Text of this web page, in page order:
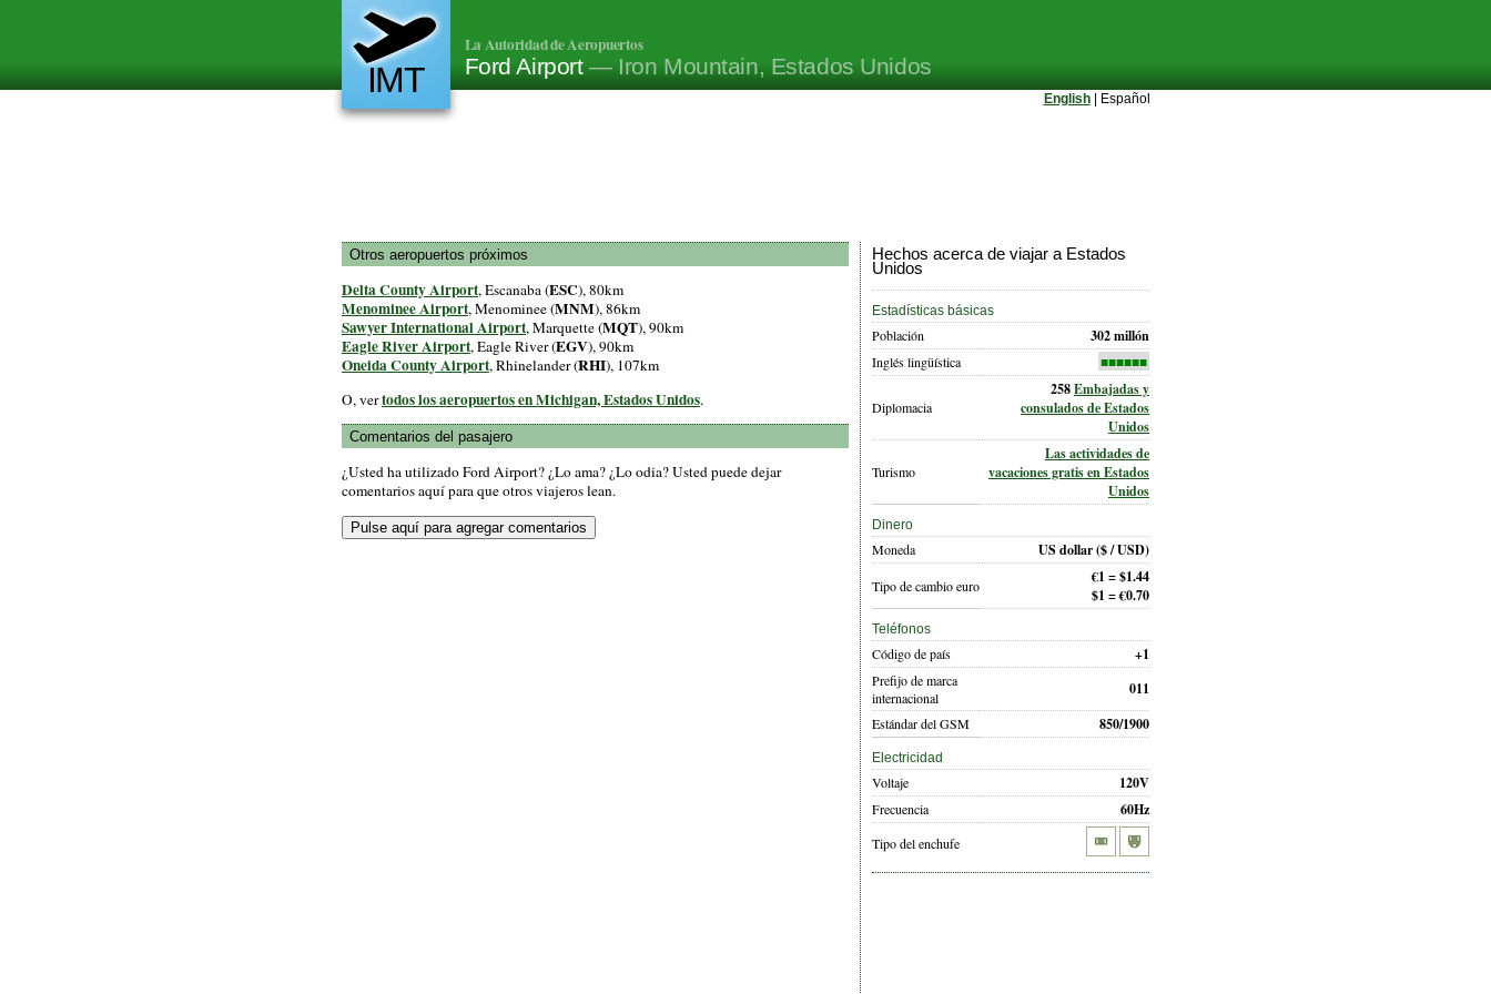
IMT
La Autoridad de Aeropuertos
Ford Airport — Iron Mountain, Estados Unidos
English| Español
Otros aeropuertos próximos
Delta County Airport, Escanaba (ESC), 80km
Menominee Airport, Menominee (MNM), 86km
Sawyer International Airport, Marquette (MQT), 90km
Eagle River Airport, Eagle River (EGV), 90km
Oneida County Airport, Rhinelander (RHI), 107km
O, vertodos los aeropuertos en Michigan, Estados Unidos.
Comentarios del pasajero
¿Usted ha utilizado Ford Airport? ¿Lo ama? ¿Lo odia? Usted puede dejar
comentarios aquí para que otros viajeros lean.
Hechos acerca de viajar a Estados
Unidos
Estadísticas básicas
Población 302 millón
Inglés lingüística ■■■■■■
Diplomacia
258Embajadas y
consulados de Estados
Unidos
Turismo
Las actividades de
vacaciones gratis en Estados
Unidos
Dinero
Moneda US dollar($ / USD)
Tipo de cambio euro
€1 = $1.44
$1 = €0.70
Teléfonos
Código de país +1
Prefijo de marca
internacional
011
Estándar del GSM 850/1900
Electricidad
Voltaje 120V
Frecuencia 60Hz
Tipo del enchufe